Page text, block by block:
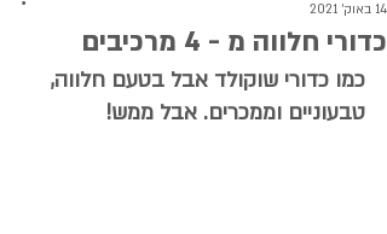
כדורי חלווה מ - 4 מרכיבים
14 באוק׳ 2021
כמו כדורי שוקולד אבל בטעם חלווה,
טבעוניים וממכרים. אבל ממש!